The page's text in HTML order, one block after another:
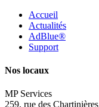
Accueil
Actualités
AdBlue®
Support
Nos locaux
MP Services
259, rue des Chartinières